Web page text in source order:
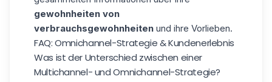
gewohnheiten von
verbrauchsgewohnheiten und ihre Vorlieben.
FAQ: Omnichannel-Strategie & Kundenerlebnis
Was ist der Unterschied zwischen einer
Multichannel- und Omnichannel-Strategie?